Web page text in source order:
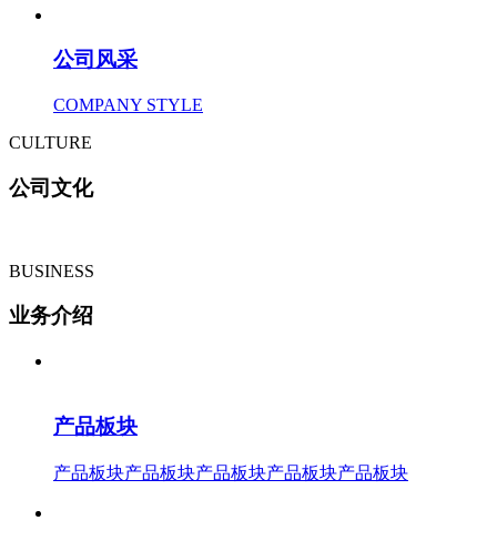
公司风采
COMPANY STYLE
CULTURE
公司文化
BUSINESS
业务介绍
产品板块
产品板块产品板块产品板块产品板块产品板块